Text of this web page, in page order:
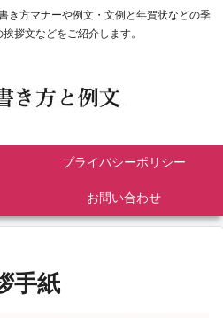
き方マナーや例文・文例と年賀状などの季
拶文などをご紹介します。
プライバシーポリシー
お問い合わせ
手紙